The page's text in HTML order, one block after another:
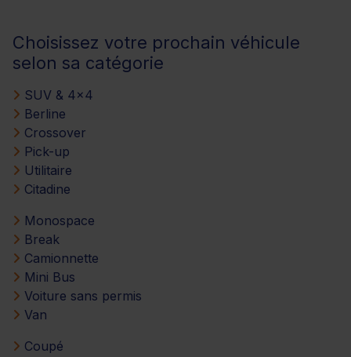
Choisissez votre prochain véhicule
selon sa catégorie
SUV & 4x4
Berline
Crossover
Pick-up
Utilitaire
Citadine
Monospace
Break
Camionnette
Mini Bus
Voiture sans permis
Van
Coupé